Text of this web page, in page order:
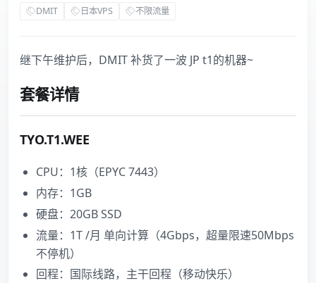
DMIT
日本VPS 不限流量
继下午维护后，DMIT 补货了一波 JP t1的机器~
套餐详情
TYO.T1.WEE
CPU：1核（EPYC 7443）
内存：1GB
硬盘：20GB SSD
流量：1T /月 单向计算（4Gbps，超量限速50Mbps
不停机）
回程：国际线路，主干回程（移动快乐）